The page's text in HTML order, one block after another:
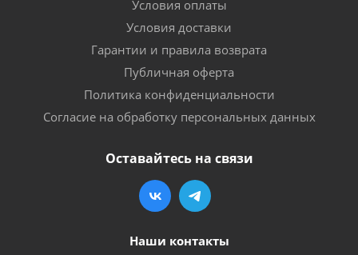
Условия оплаты
Условия доставки
Гарантии и правила возврата
Публичная оферта
Политика конфиденциальности
Согласие на обработку персональных данных
Оставайтесь на связи
Наши контакты